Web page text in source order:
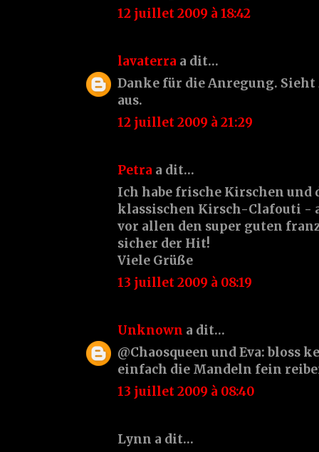
12 juillet 2009 à 18:42
lavaterra a dit…
Danke für die Anregung.
aus.
12 juillet 2009 à 21:29
Petra a dit…
Ich habe frische Kirschen und
klassischen Kirsch-Clafouti -
vor allen den super guten
sicher der Hit!
Viele Grüße
13 juillet 2009 à 08:19
Unknown a dit…
@Chaosqueen und Eva: bloss
einfach die Mandeln fein
13 juillet 2009 à 08:40
Lynn a dit…